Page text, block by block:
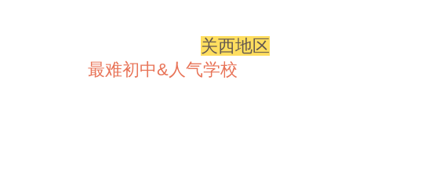
关西地区
最难初中&人气学校